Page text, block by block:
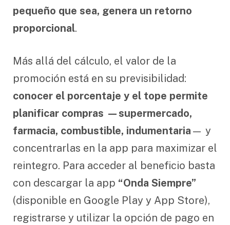
pequeño que sea, genera un retorno
proporcional.
Más allá del cálculo, el valor de la
promoción está en su previsibilidad:
conocer el porcentaje y el tope permite
planificar compras —supermercado,
farmacia, combustible, indumentaria — y
concentrarlas en la app para maximizar el
reintegro. Para acceder al beneficio basta
con descargar la app “Onda Siempre”
(disponible en Google Play y App Store),
registrarse y utilizar la opción de pago en